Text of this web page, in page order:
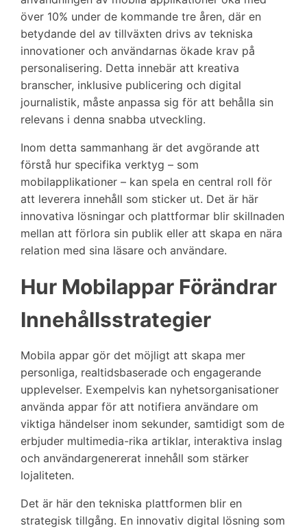
över 10% under de kommande tre åren, där en
betydande del av tillväxten drivs av tekniska
innovationer och användarnas ökade krav på
personalisering. Detta innebär att kreativa
branscher, inklusive publicering och digital
journalistik, måste anpassa sig för att behålla sin
relevans i denna snabba utveckling.
Inom detta sammanhang är det avgörande att
förstå hur specifika verktyg – som
mobilapplikationer – kan spela en central roll för
att leverera innehåll som sticker ut. Det är här
innovativa lösningar och plattformar blir skillnaden
mellan att förlora sin publik eller att skapa en nära
relation med sina läsare och användare.
Hur Mobilappar Förändrar
Innehållsstrategier
Mobila appar gör det möjligt att skapa mer
personliga, realtidsbaserade och engagerande
upplevelser. Exempelvis kan nyhetsorganisationer
använda appar för att notifiera användare om
viktiga händelser inom sekunder, samtidigt som de
erbjuder multimedia-rika artiklar, interaktiva inslag
och användargenererat innehåll som stärker
lojaliteten.
Det är här den tekniska plattformen blir en
strategisk tillgång. En innovativ digital lösning som